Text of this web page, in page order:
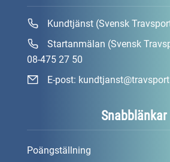
Snabblänkar
Poängställning
Kundtjänst (Svensk
Startanmälan (Svensk
08-475 27 50
E-post: